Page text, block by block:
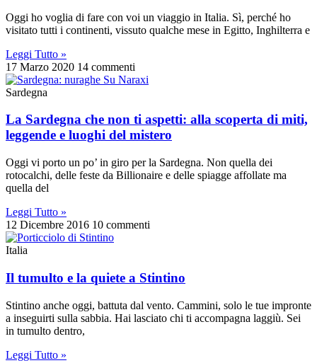
Oggi ho voglia di fare con voi un viaggio in Italia. Sì, perché ho
visitato tutti i continenti, vissuto qualche mese in Egitto, Inghilterra e
Leggi Tutto »
17 Marzo 2020 14 commenti
Sardegna
La Sardegna che non ti aspetti: alla scoperta di miti,
leggende e luoghi del mistero
Oggi vi porto un po’ in giro per la Sardegna. Non quella dei
rotocalchi, delle feste da Billionaire e delle spiagge affollate ma
quella del
Leggi Tutto »
12 Dicembre 2016 10 commenti
Italia
Il tumulto e la quiete a Stintino
Stintino anche oggi, battuta dal vento. Cammini, solo le tue impronte
a inseguirti sulla sabbia. Hai lasciato chi ti accompagna laggiù. Sei
in tumulto dentro,
Leggi Tutto »